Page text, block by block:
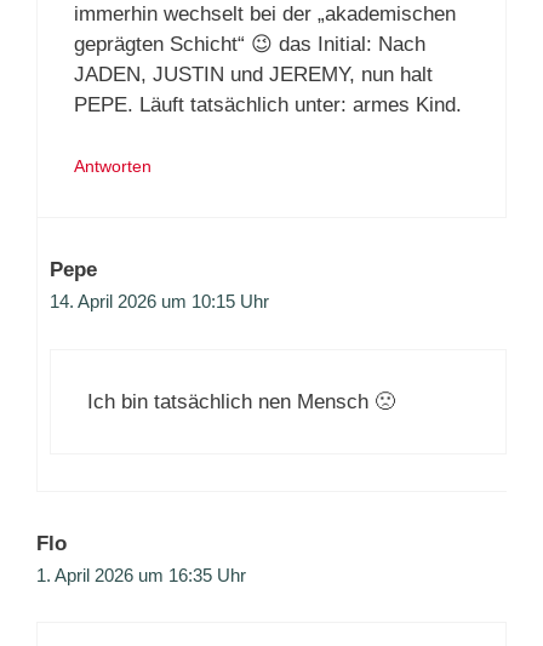
immerhin wechselt bei der „akademischen
geprägten Schicht“ 😉 das Initial: Nach
JADEN, JUSTIN und JEREMY, nun halt
PEPE. Läuft tatsächlich unter: armes Kind.
Antworten
Pepe
14. April 2026 um 10:15 Uhr
Ich bin tatsächlich nen Mensch 🙁
Flo
1. April 2026 um 16:35 Uhr